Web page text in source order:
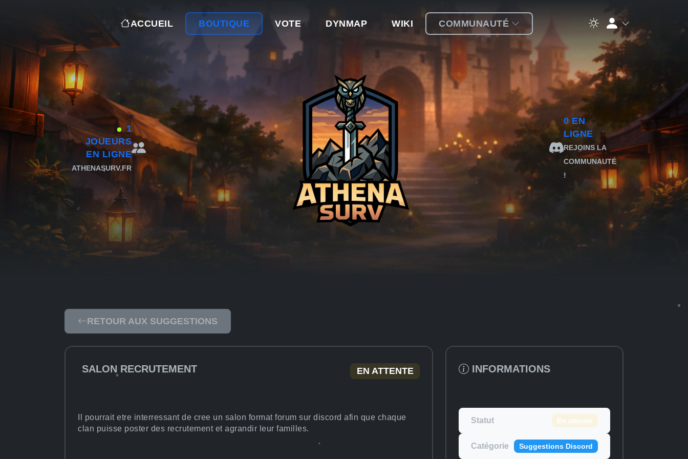
1
JOUEURS
EN LIGNE
ATHENASURV.FR
0 EN
LIGNE
REJOINS LA
COMMUNAUTÉ
!
ACCUEIL BOUTIQUE VOTE DYNMAP WIKI COMMUNAUTÉ
RETOUR AUX SUGGESTIONS
SALON RECRUTEMENT EN ATTENTE
Il pourrait etre interressant de cree un salon format forum sur discord afin que chaque
clan puisse poster des recrutement et agrandir leur familles.
INFORMATIONS
Statut En attente
Catégorie Suggestions Discord